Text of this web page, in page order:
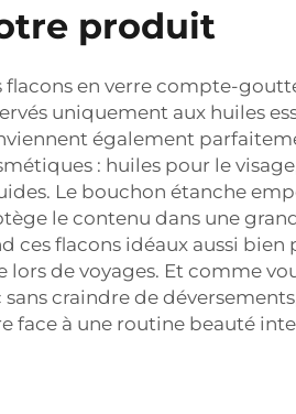
produit
flacons en verre compte-
uniquement aux huiles
également
: huiles pour le
Le bouchon étanche
le contenu dans une
ces flacons idéaux aussi
lors de voyages. Et comme
sans craindre de
face à une routine beauté